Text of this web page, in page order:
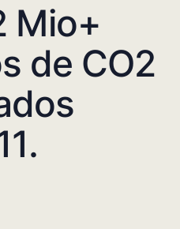
Mio+
de CO2